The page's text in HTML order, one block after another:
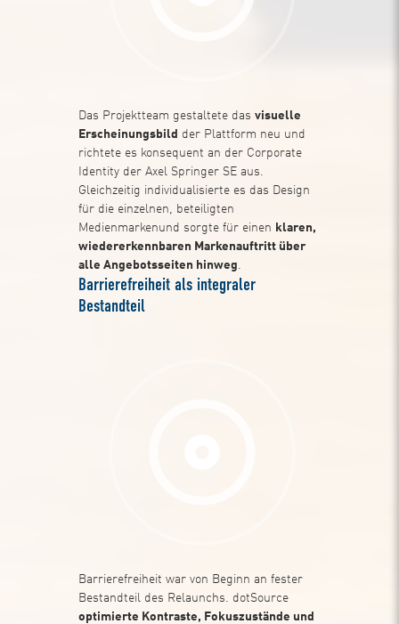
Das Projektteam gestaltete das visuelle
Erscheinungsbild der Plattform neu und
richtete es konsequent an der Corporate
Identity der Axel Springer SE aus.
Gleichzeitig individualisierte es das Design
für die einzelnen, beteiligten
Medienmarkenund sorgte für einen klaren,
wiedererkennbaren Markenauftritt über
alle Angebotsseiten hinweg
Barrierefreiheit als integraler
Bestandteil
Barrierefreiheit war von Beginn an fester
Bestandteil des Relaunchs. dotSource
optimierte Kontraste, Fokuszustände und